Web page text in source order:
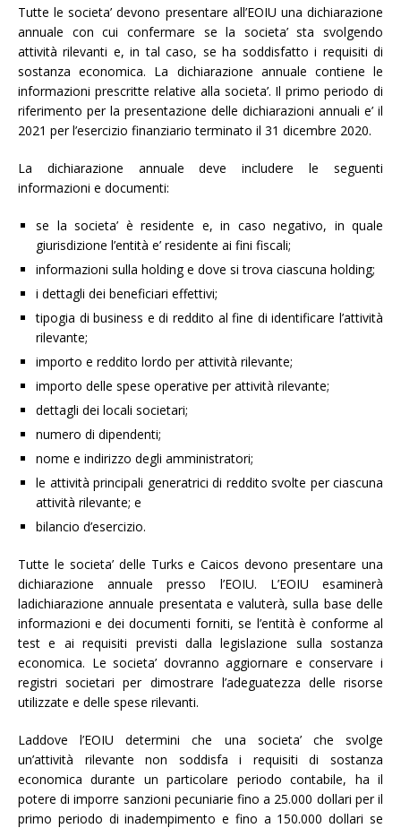
Tutte le societa’ devono presentare all’EOIU una dichiarazione
annuale con cui confermare se la societa’ sta svolgendo
attività rilevanti e, in tal caso, se ha soddisfatto i requisiti di
sostanza economica. La dichiarazione annuale contiene le
informazioni prescritte relative alla societa’. Il primo periodo di
riferimento per la presentazione delle dichiarazioni annuali e’ il
2021 per l’esercizio finanziario terminato il 31 dicembre 2020.
La dichiarazione annuale deve includere le seguenti
informazioni e documenti:
se la societa’ è residente e, in caso negativo, in quale
giurisdizione l’entità e’ residente ai fini fiscali;
informazioni sulla holding e dove si trova ciascuna holding;
i dettagli dei beneficiari effettivi;
tipogia di business e di reddito al fine di identificare l’attività
rilevante;
importo e reddito lordo per attività rilevante;
importo delle spese operative per attività rilevante;
dettagli dei locali societari;
numero di dipendenti;
nome e indirizzo degli amministratori;
le attività principali generatrici di reddito svolte per ciascuna
attività rilevante; e
bilancio d’esercizio.
Tutte le societa’ delle Turks e Caicos devono presentare una
dichiarazione annuale presso l’EOIU. L’EOIU esaminerà
ladichiarazione annuale presentata e valuterà, sulla base delle
informazioni e dei documenti forniti, se l’entità è conforme al
test e ai requisiti previsti dalla legislazione sulla sostanza
economica. Le societa’ dovranno aggiornare e conservare i
registri societari per dimostrare l’adeguatezza delle risorse
utilizzate e delle spese rilevanti.
Laddove l’EOIU determini che una societa’ che svolge
un’attività rilevante non soddisfa i requisiti di sostanza
economica durante un particolare periodo contabile, ha il
potere di imporre sanzioni pecuniarie fino a 25.000 dollari per il
primo periodo di inadempimento e fino a 150.000 dollari se